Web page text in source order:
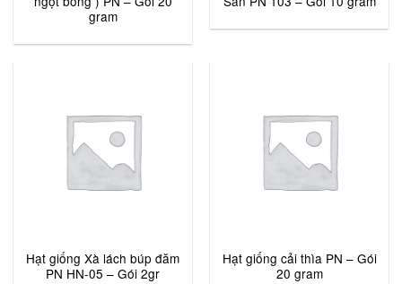
gram
Hạt giống Xà lách búp đăm
PN HN-05 – Gói 2gr
Hạt giống cải thìa PN – Gói
20 gram